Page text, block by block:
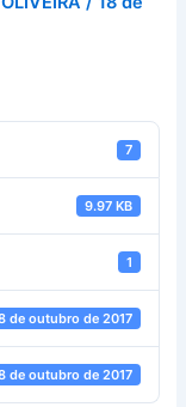
7
9.97 KB
1
de outubro de 2017
de outubro de 2017